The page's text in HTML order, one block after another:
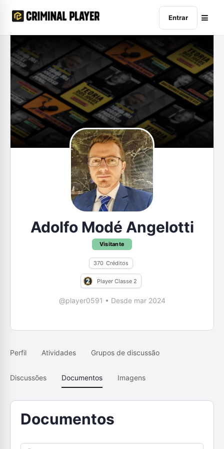
Entrar
Adolfo Modé Angelotti
Visitante
370 Créditos
Player Classe 2
@player0591 • Desde mar 2024
Perfil Atividades Grupos de discussão
Discussões Documentos Imagens
Documentos